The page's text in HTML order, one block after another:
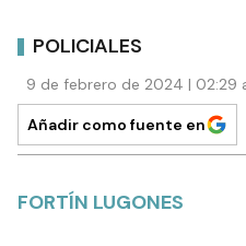
POLICIALES
9 de febrero de 2024 | 02:29
Añadir como fuente en
FORTÍN LUGONES